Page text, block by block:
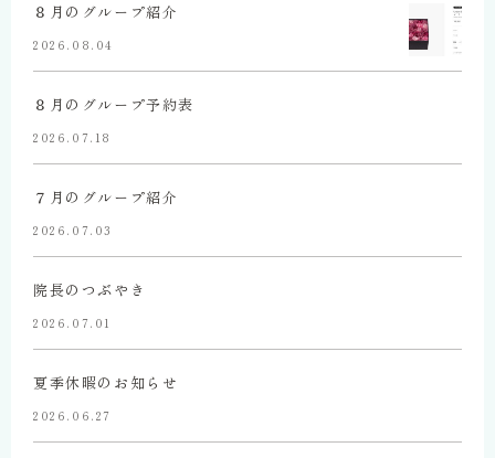
８月のグループ紹介
2026.08.04
８月のグループ予約表
2026.07.18
７月のグループ紹介
2026.07.03
院長のつぶやき
2026.07.01
夏季休暇のお知らせ
2026.06.27